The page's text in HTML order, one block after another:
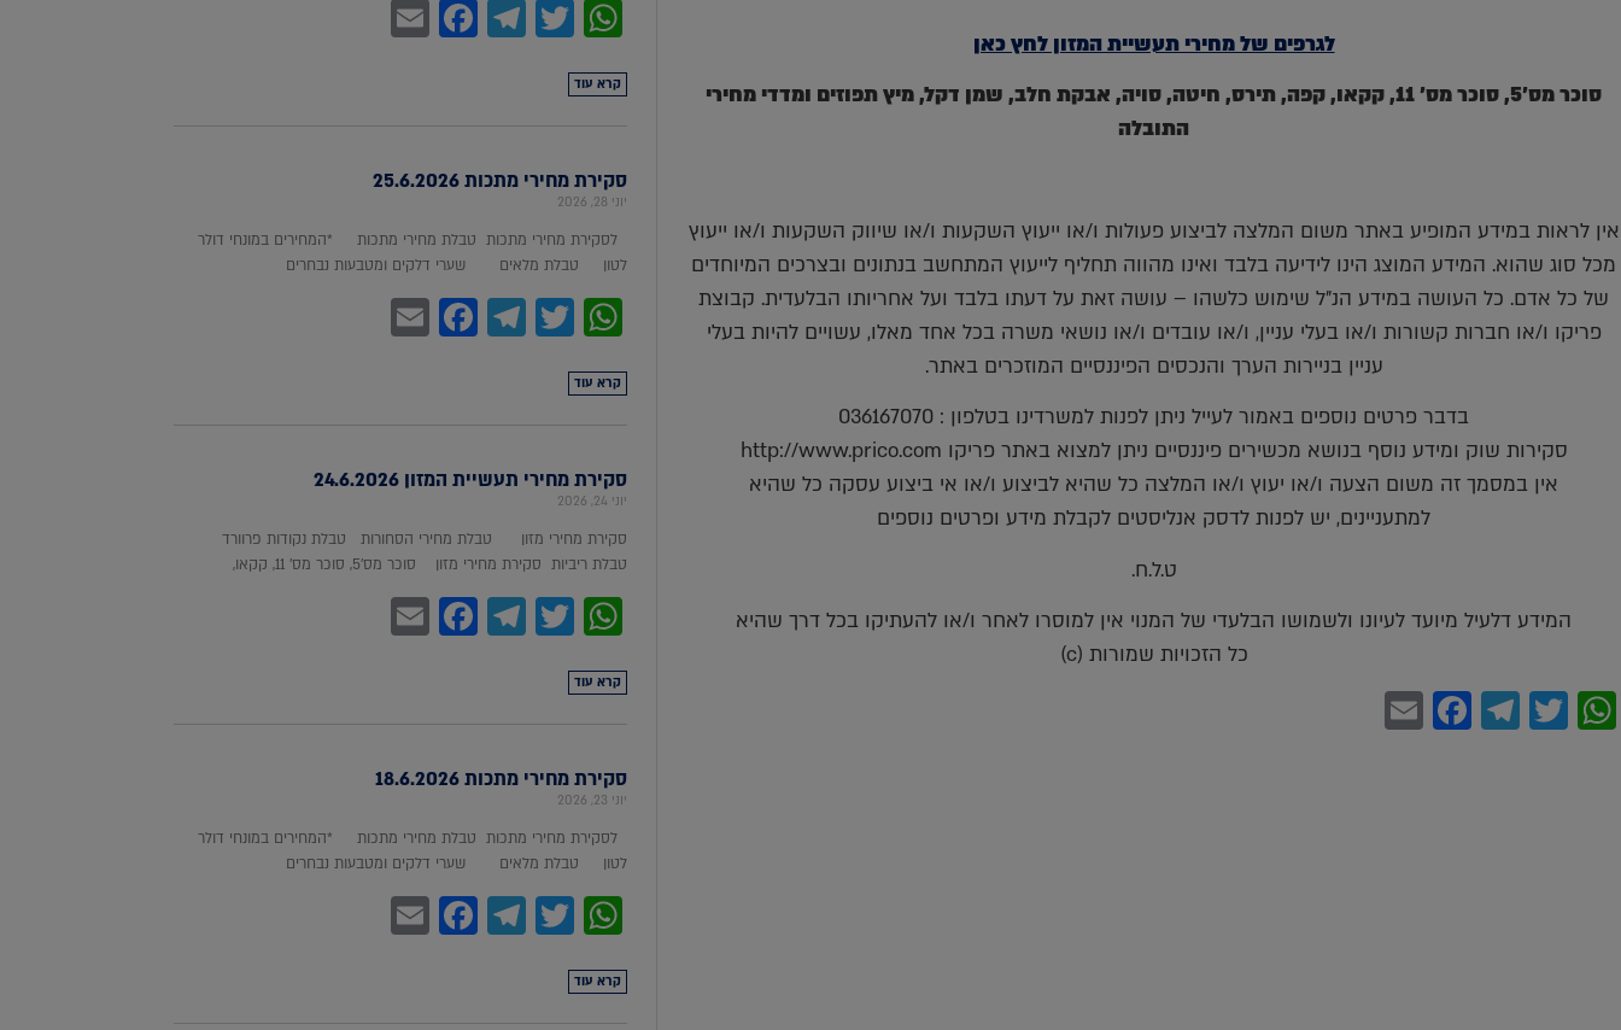
לגרפים של מחירי תעשיית המזון לחץ כאן
סוכר מס'5, סוכר מס' 11, קקאו, קפה, תירס, חיטה, סויה, אבקת חלב, שמן דקל, מיץ תפוזים ומדדי מחירי
התובלה
אין לראות במידע המופיע באתר משום המלצה לביצוע פעולות ו/או ייעוץ השקעות ו/או שיווק השקעות ו/או ייעוץ
מכל סוג שהוא. המידע המוצג הינו לידיעה בלבד ואינו מהווה תחליף לייעוץ המתחשב בנתונים ובצרכים המיוחדים
של כל אדם. כל העושה במידע הנ"ל שימוש כלשהו – עושה זאת על דעתו בלבד ועל אחריותו הבלעדית. קבוצת
פריקו ו/או חברות קשורות ו/או בעלי עניין, ו/או עובדים ו/או נושאי משרה בכל אחד מאלו, עשויים להיות בעלי
עניין בניירות הערך והנכסים הפיננסיים המוזכרים באתר.
בדבר פרטים נוספים באמור לעייל ניתן לפנות למשרדינו בטלפון : 036167070
סקירות שוק ומידע נוסף בנושא מכשירים פיננסיים ניתן למצוא באתר פריקו http://www.prico.com
אין במסמך זה משום הצעה ו/או יעוץ ו/או המלצה כל שהיא לביצוע ו/או אי ביצוע עסקה כל שהיא
למתעניינים, יש לפנות לדסק אנליסטים לקבלת מידע ופרטים נוספים
ט.ל.ח.
המידע דלעיל מיועד לעיונו ולשמושו הבלעדי של המנוי אין למוסרו לאחר ו/או להעתיקו בכל דרך שהיא
כל הזכויות שמורות (c)
WhatsApp
Twitter
Telegram
Facebook
WhatsApp
Twitter
Telegram
Facebook
Email
קרא עוד
סקירת מחירי מתכות 25.6.2026
יוני 28, 2026
לסקירת מחירי מתכות טבלת מחירי מתכות *המחירים במונחי דולר
לטון טבלת מלאים שערי דלקים ומטבעות נבחרים
WhatsApp
Twitter
Telegram
Facebook
Email
קרא עוד
סקירת מחירי תעשיית המזון 24.6.2026
יוני 24, 2026
סקירת מחירי מזון טבלת מחירי הסחורות טבלת נקודות פרוורד
טבלת ריביות סקירת מחירי מזון סוכר מס'5, סוכר מס' 11, קקאו,
WhatsApp
Twitter
Telegram
Facebook
Email
קרא עוד
סקירת מחירי מתכות 18.6.2026
יוני 23, 2026
לסקירת מחירי מתכות טבלת מחירי מתכות *המחירים במונחי דולר
לטון טבלת מלאים שערי דלקים ומטבעות נבחרים
WhatsApp
Twitter
Telegram
Facebook
Email
קרא עוד